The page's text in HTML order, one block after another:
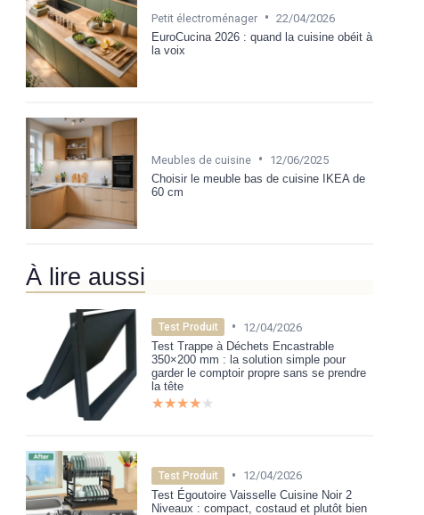
Petit électroménager • 22/04/2026
EuroCucina 2026 : quand la cuisine obéit à
la voix
Meubles de cuisine •
12/06/2025
Choisir le meuble bas de cuisine IKEA de
60 cm
À lire aussi
Test Produit •
12/04/2026
Test Trappe à Déchets Encastrable
350×200 mm : la solution simple pour
garder le comptoir propre sans se prendre
la tête
★★★★★
★★★★★
Test Produit •
12/04/2026
Test Égoutoire Vaisselle Cuisine Noir 2
Niveaux : compact, costaud et plutôt bien